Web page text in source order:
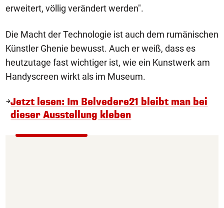
erweitert, völlig verändert werden".
Die Macht der Technologie ist auch dem rumänischen
Künstler Ghenie bewusst. Auch er weiß, dass es
heutzutage fast wichtiger ist, wie ein Kunstwerk am
Handyscreen wirkt als im Museum.
Jetzt lesen: Im Belvedere21 bleibt man bei
dieser Ausstellung kleben